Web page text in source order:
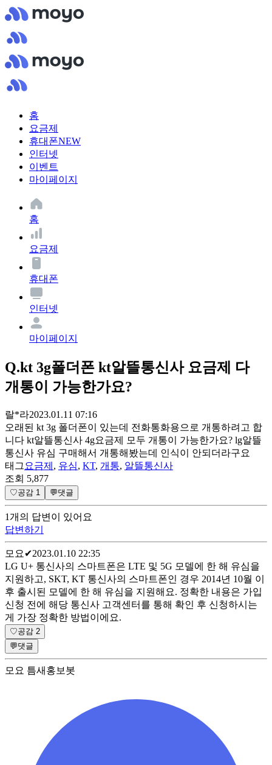
홈
요금제
휴대폰NEW
인터넷
이벤트
마이페이지
홈
요금제
휴대폰
인터넷
마이페이지
Q.kt 3g폴더폰 kt알뜰통신사 요금제 다
개통이 가능한가요?
랄*라2023.01.11 07:16
오래된 kt 3g 폴더폰이 있는데 전화통화용으로 개통하려고 합
니다 kt알뜰통신사 4g요금제 모두 개통이 가능한가요? lg알뜰
통신사 유심 구매해서 개통해봤는데 인식이 안되더라구요
태그 요금제 , 유심, KT, 개통, 알뜰통신사
조회 5,877
♡공감 1 💬댓글
1개 의 답변이 있어요
답변하기
모요 ✔2023.01.10 22:35
LG U+ 통신사의 스마트폰은 LTE 및 5G 모델에 한 해 유심을
지원하고, SKT, KT 통신사의 스마트폰인 경우 2014년 10월 이
후 출시된 모델에 한 해 유심을 지원해요. 정확한 내용은 가입
신청 전에 해당 통신사 고객센터를 통해 확인 후 신청하시는
게 가장 정확한 방법이에요.
♡공감 2
💬댓글
모요 틈새홍보봇